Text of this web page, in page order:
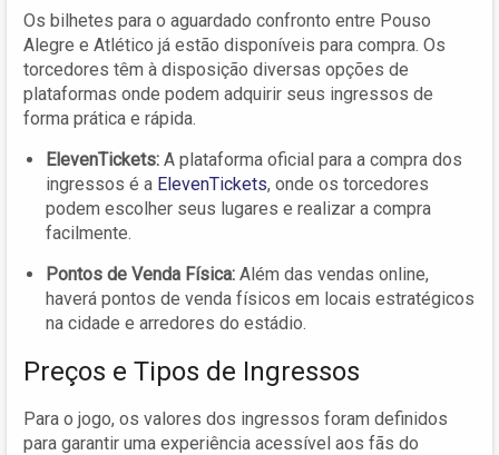
Os bilhetes para o aguardado confronto entre Pouso
Alegre e Atlético já estão disponíveis para compra. Os
torcedores têm à disposição diversas opções de
plataformas onde podem adquirir seus ingressos de
forma prática e rápida.
ElevenTickets: A plataforma oficial para a compra dos
ingressos é a ElevenTickets, onde os torcedores
podem escolher seus lugares e realizar a compra
facilmente.
Pontos de Venda Física: Além das vendas online,
haverá pontos de venda físicos em locais estratégicos
na cidade e arredores do estádio.
Preços e Tipos de Ingressos
Para o jogo, os valores dos ingressos foram definidos
para garantir uma experiência acessível aos fãs do